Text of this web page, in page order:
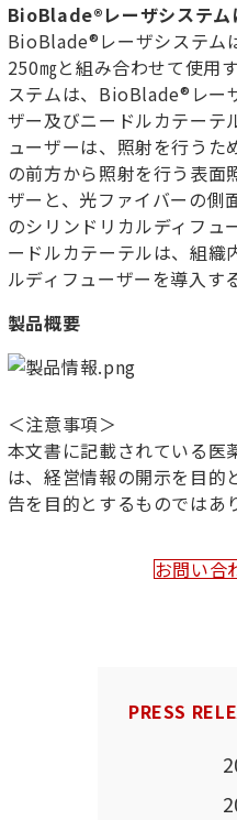
BioBlade®レーザシステ
BioBlade®レーザシステム
250㎎と組み合わせて使用
ステムは、 BioBlade® レー
ザー及びニードルカテーテ
ューザーは、照射を行うた
の前方から照射を行う表面
ザーと、光ファイバーの側
のシリンドリカルディフュ
ードルカテーテルは、組織
ルディフューザーを導入す
製品概要
＜注意事項＞
本文書に記載されている医
は、経営情報の開示を目的
告を目的とするものではあ
お問い合
PRESS